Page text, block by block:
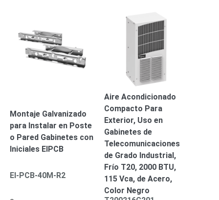
Montaje Galvanizado
para Instalar en Poste
o Pared Gabinetes con
Iniciales EIPCB
EI-PCB-40M-R2
Aire Acondicionado
Compacto Para
Exterior, Uso en
Gabinetes de
Telecomunicaciones
de Grado Industrial,
Frío T20, 2000 BTU,
115 Vca, de Acero,
Color Negro